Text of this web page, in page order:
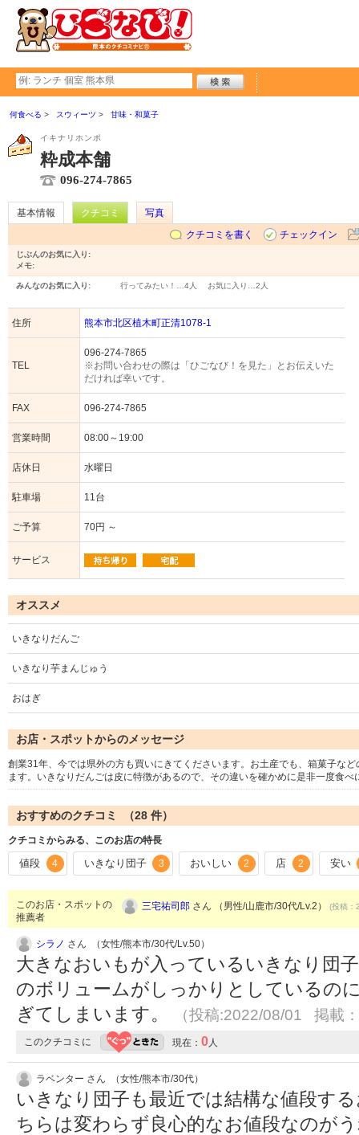
何食べる スウィーツ 甘味・和菓子
イキナリホンポ
粋成本舗
096-274-7865
基本情報 クチコミ
写真
クチコミを書く
チェックイン
じぶんのお気に入り:
メモ:
みんなのお気に入り: 行ってみたい！… 4人 お気に入り… 2人
住所 熊本市北区植木町正清1078-1
TEL
096-274-7865
※お問い合わせの際は「ひごなび！を見た」とお伝えいた
だければ幸いです。
FAX 096-274-7865
営業時間 08:00～19:00
店休日 水曜日
駐車場 11台
ご予算 70円 ～
サービス
オススメ
いきなりだんご
いきなり芋まんじゅう
おはぎ
お店・スポットからのメッセージ
創業31年、今では県外の方も買いにきてくださいます。お土産でも、箱菓子な
ます。いきなりだんごは皮に特徴があるので、その違いを確かめに是非一度食
おすすめのクチコミ （28 件）
クチコミからみる、このお店の特長
値段 4 いきなり団子 3 おいしい 2 店 2 安い
このお店・スポットの
推薦者
三宅祐司郎 さん （男性/山鹿市/30代/Lv.2） (投稿
シラノ さん （女性/熊本市/30代/Lv.50）
大きなおいもが入っているいきなり団
のボリュームがしっかりとしているの
ぎてしまいます。
（投稿:2022/08/01 掲載
このクチコミに 現在： 0 人
ラベンター さん （女性/熊本市/30代）
いきなり団子も最近では結構な値段す
ちらは変わらず良心的なお値段なのが